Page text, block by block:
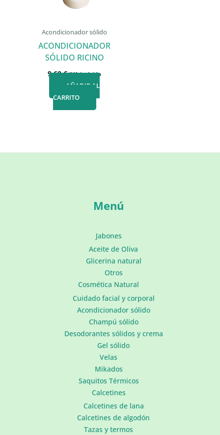
Acondicionador sólido
ACONDICIONADOR
SÓLIDO RICINO
9,68€ IVA incluido
AÑADIR AL
CARRITO
Menú
Jabones
Aceite de Oliva
Glicerina natural
Otros
Cosmética Natural
Cuidado facial y corporal
Acondicionador sólido
Champú sólido
Desodorantes sólidos y crema
Gel sólido
Velas
Mikados
Saquitos Térmicos
Calcetines
Calcetines de lana
Calcetines de algodón
Tazas y termos